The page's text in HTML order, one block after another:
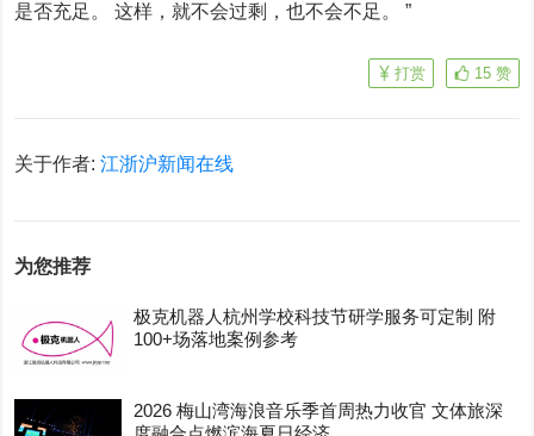
是否充足。 这样，就不会过剩，也不会不足。 ”
15 赞
打赏
关于作者:江浙沪新闻在线
为您推荐
极克机器人杭州学校科技节研学服务可定制 附
100+场落地案例参考
2026 梅山湾海浪音乐季首周热力收官 文体旅深